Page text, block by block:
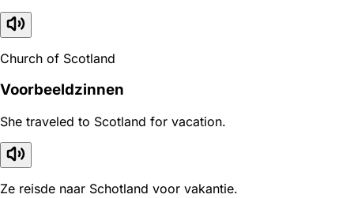
Church of Scotland
Voorbeeldzinnen
She traveled to Scotland for vacation.
Ze reisde naar Schotland voor vakantie.